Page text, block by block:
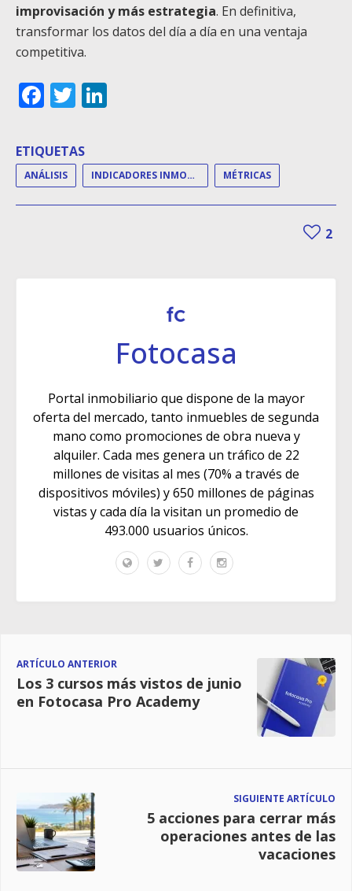
improvisación y más estrategia. En definitiva,
transformar los datos del día a día en una ventaja
competitiva.
Facebook
Twitter
ETIQUETAS
ANÁLISIS INDICADORES INMOBILIARIOS MÉTRICAS
2
Fotocasa
Portal inmobiliario que dispone de la mayor
oferta del mercado, tanto inmuebles de segunda
mano como promociones de obra nueva y
alquiler. Cada mes genera un tráfico de 22
millones de visitas al mes (70% a través de
dispositivos móviles) y 650 millones de páginas
vistas y cada día la visitan un promedio de
493.000 usuarios únicos.
ARTÍCULO ANTERIOR
Los 3 cursos más vistos de junio
en Fotocasa Pro Academy
SIGUIENTE ARTÍCULO
5 acciones para cerrar más
operaciones antes de las
vacaciones